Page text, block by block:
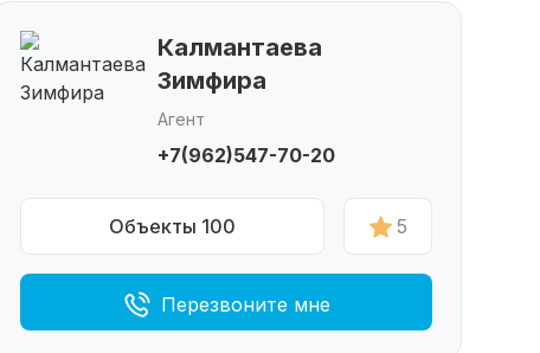
Калмантаева
Зимфира
Агент
+7(962)547-70-20
Объекты 100 5
Перезвоните мне